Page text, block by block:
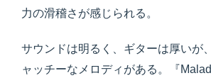
力の滑稽さが感じられる。
サウンドは明るく、ギターは厚いが
ャッチーなメロディがある。『